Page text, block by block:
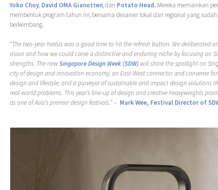
Yoko Choy, David OMA Gianotten, dan Potato Head. Mereka memainkan
membentuk program tahun ini, bersama desainer lokal dan regional yang
berkembang.
“The two-year hiatus was a good time to hit the refresh button. We deliberated
vision and how we could carve a distinctive and enduring niche by focusing on
strengths. The newSingapore Design Week (SDW) will shine the spotlight on
city of design and innovation economy; an East-West connector and convener
design and lifestyle; and a purveyor of sustainable and impact design solutions
real-world problems. This year’s line-up of design and creative heavyweights
as one of Asia’s premier design festivals.”– Mark Wee, Festival Director of